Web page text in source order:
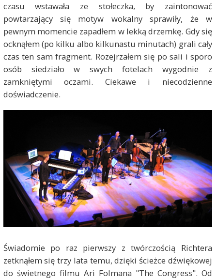
czasu wstawała ze stołeczka, by zaintonować
powtarzający się motyw wokalny sprawiły, że w
pewnym momencie zapadłem w lekką drzemkę. Gdy się
ocknąłem (po kilku albo kilkunastu minutach) grali cały
czas ten sam fragment. Rozejrzałem się po sali i sporo
osób siedziało w swych fotelach wygodnie z
zamkniętymi oczami. Ciekawe i niecodzienne
doświadczenie.
Świadomie po raz pierwszy z twórczością Richtera
zetknąłem się trzy lata temu, dzięki ścieżce dźwiękowej
do świetnego filmu Ari Folmana "The Congress". Od